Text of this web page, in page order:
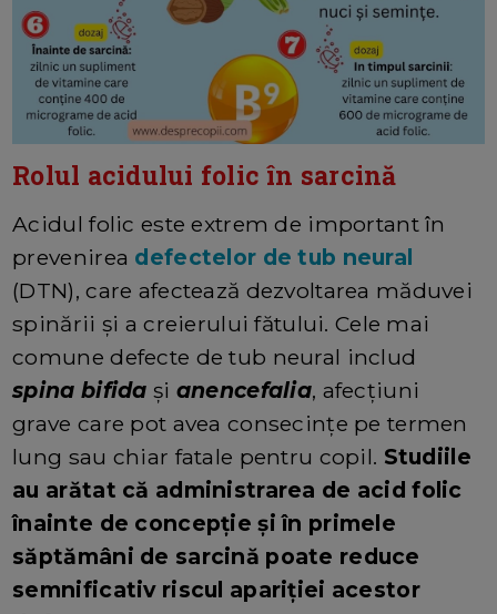
Rolul acidului folic în sarcină
Acidul folic este extrem de important în
prevenirea defectelor de tub neural
(DTN), care afectează dezvoltarea măduvei
spinării și a creierului fătului. Cele mai
comune defecte de tub neural includ
spina bifida și anencefalia, afecțiuni
grave care pot avea consecințe pe termen
lung sau chiar fatale pentru copil. Studiile
au arătat că administrarea de acid folic
înainte de concepție și în primele
săptămâni de sarcină poate reduce
semnificativ riscul apariției acestor